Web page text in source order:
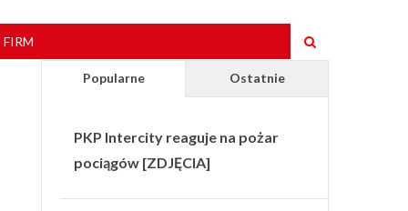
Popularne Ostatnie
PKP Intercity reaguje na pożar
pociągów [ZDJĘCIA]